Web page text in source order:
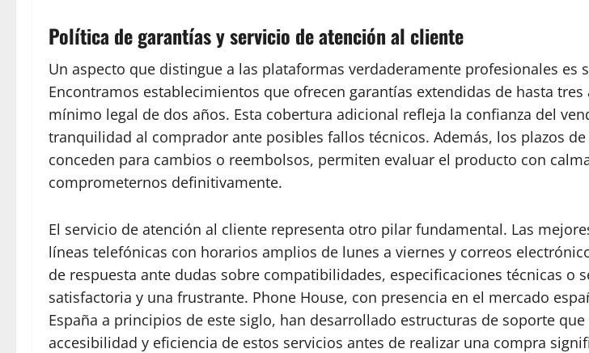
Política de garantías y servicio de atención al cliente
Un aspecto que distingue a las plataformas verdaderamente profesionales
Encontramos establecimientos que ofrecen garantías extendidas de hasta
mínimo legal de dos años. Esta cobertura adicional refleja la confianza del
tranquilidad al comprador ante posibles fallos técnicos. Además, los plazos
conceden para cambios o reembolsos, permiten evaluar el producto con
comprometernos definitivamente.
El servicio de atención al cliente representa otro pilar fundamental. Las
líneas telefónicas con horarios amplios de lunes a viernes y correos
de respuesta ante dudas sobre compatibilidades, especificaciones técnicas
satisfactoria y una frustrante. Phone House, con presencia en el mercado
España a principios de este siglo, han desarrollado estructuras de soporte
accesibilidad y eficiencia de estos servicios antes de realizar una compra